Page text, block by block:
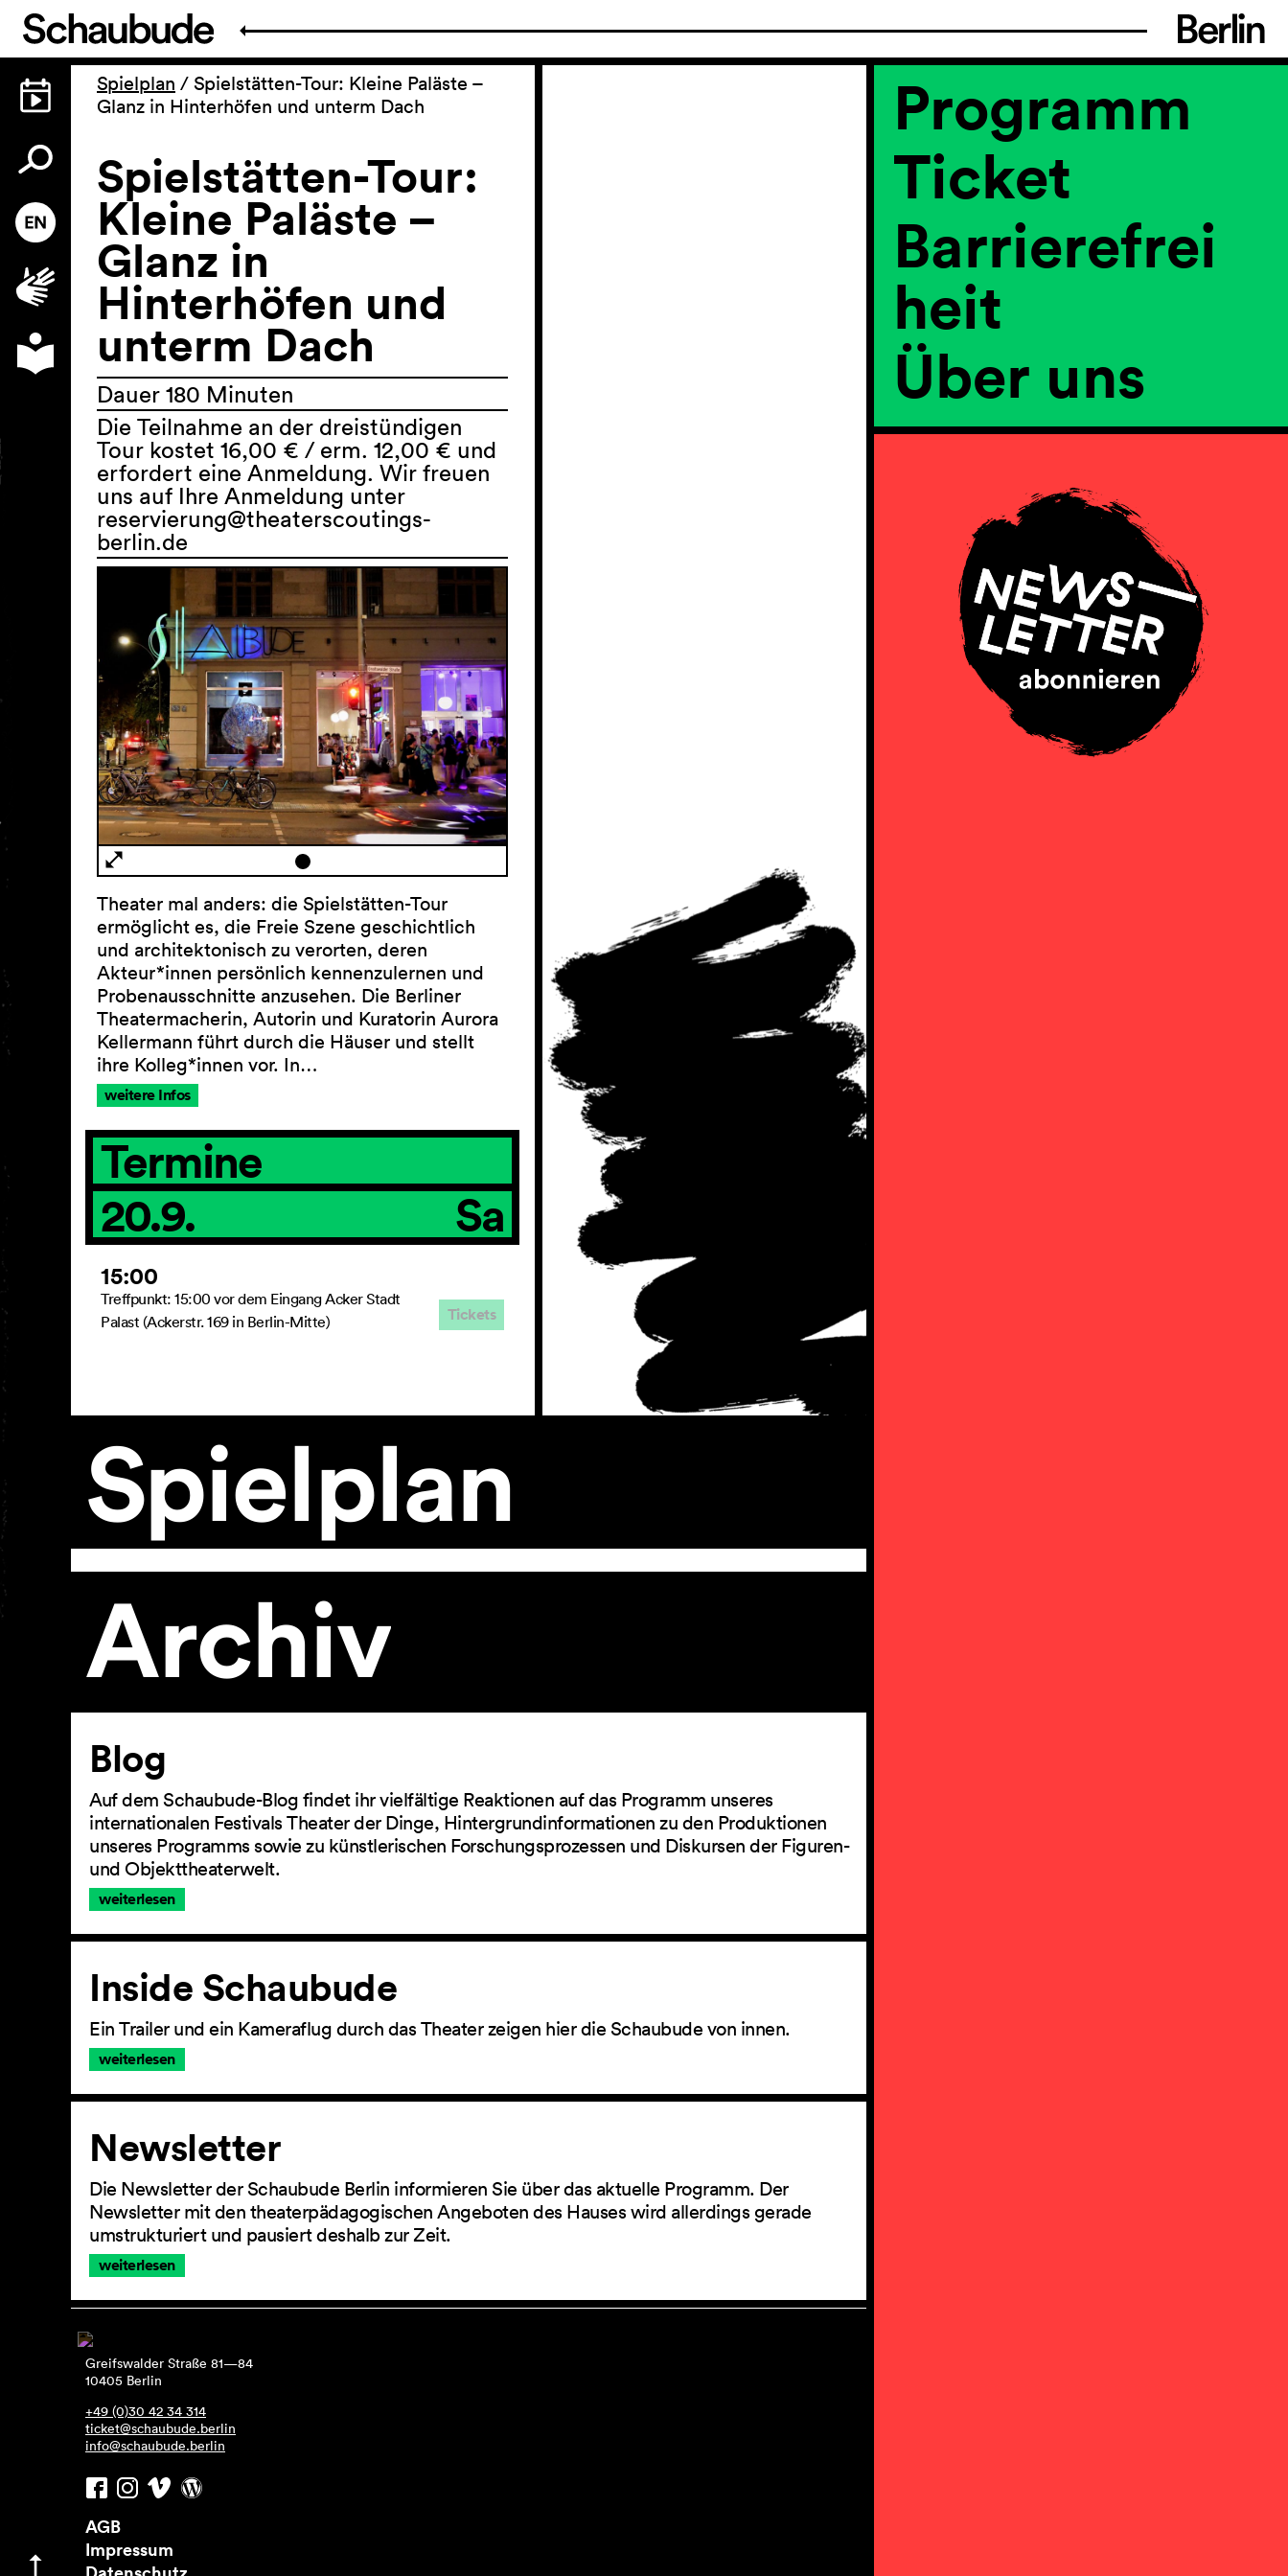
Programm
Ticket
Barrierefrei
heit
Über uns
Spielplan / Spielstätten-Tour: Kleine Paläste –
Glanz in Hinterhöfen und unterm Dach
Spielstätten-Tour:
Kleine Paläste –
Glanz in
Hinterhöfen und
unterm Dach
Dauer 180 Minuten
Die Teilnahme an der dreistündigen
Tour kostet 16,00 € / erm. 12,00 € und
erfordert eine Anmeldung. Wir freuen
uns auf Ihre Anmeldung unter
reservierung@theaterscoutings-
berlin.de
Theater mal anders: die Spielstätten-Tour
ermöglicht es, die Freie Szene geschichtlich
und architektonisch zu verorten, deren
Akteur*innen persönlich kennenzulernen und
Probenausschnitte anzusehen. Die Berliner
Theatermacherin, Autorin und Kuratorin Aurora
Kellermann führt durch die Häuser und stellt
ihre Kolleg*innen vor. In…
weitere Infos
Termine
20.9.
Sa
15:00
Treffpunkt: 15:00 vor dem Eingang Acker Stadt
Palast (Ackerstr. 169 in Berlin-Mitte)
Tickets
Spielplan
Archiv
Artikel
Blog
Auf dem Schaubude-Blog findet ihr vielfältige Reaktionen auf das Programm unseres
internationalen Festivals Theater der Dinge, Hintergrundinformationen zu den Produktionen
unseres Programms sowie zu künstlerischen Forschungsprozessen und Diskursen der Figuren-
und Objekttheaterwelt.
weiterlesen
Inside Schaubude
Ein Trailer und ein Kameraflug durch das Theater zeigen hier die Schaubude von innen.
weiterlesen
Newsletter
Die Newsletter der Schaubude Berlin informieren Sie über das aktuelle Programm. Der
Newsletter mit den theaterpädagogischen Angeboten des Hauses wird allerdings gerade
umstrukturiert und pausiert deshalb zur Zeit.
weiterlesen
Greifswalder Straße 81—84
10405 Berlin
+49 (0)30 42 34 314
ticket@schaubude.berlin
info@schaubude.berlin
AGB
Impressum